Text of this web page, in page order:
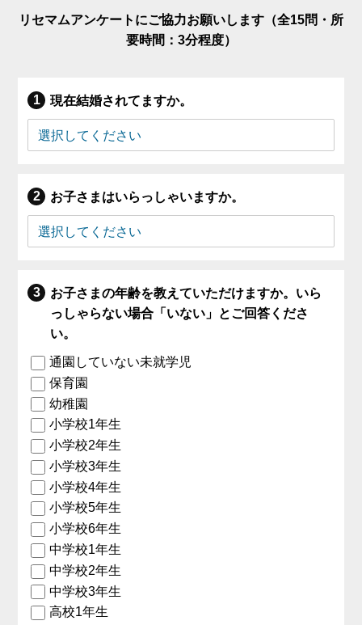
リセマムアンケートにご協力お願いします（全15問・所
要時間：3分程度）
現在結婚されてますか。
お子さまはいらっしゃいますか。
お子さまの年齢を教えていただけますか。いら
っしゃらない場合「いない」とご回答くださ
い。
通園していない未就学児
保育園
幼稚園
小学校1年生
小学校2年生
小学校3年生
小学校4年生
小学校5年生
小学校6年生
中学校1年生
中学校2年生
中学校3年生
高校1年生